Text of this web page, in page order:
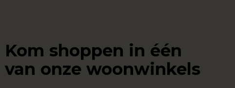
Kom shoppen in één
van onze woonwinkels